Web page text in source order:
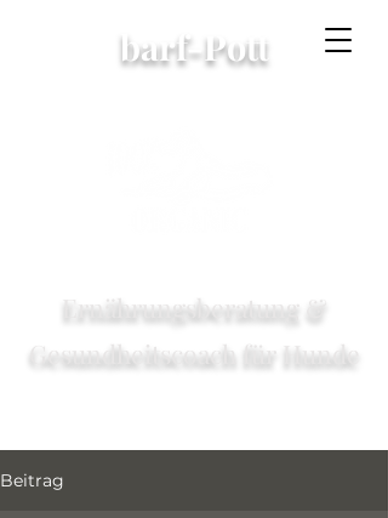
barf-Pott
Ernährungsberatung &
Gesundheitscoach für Hunde
Beitrag